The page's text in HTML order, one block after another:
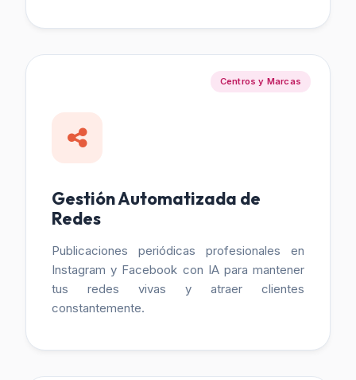
Centros y Marcas
Gestión Automatizada de
Redes
Publicaciones periódicas profesionales en
Instagram y Facebook con IA para mantener
tus redes vivas y atraer clientes
constantemente.